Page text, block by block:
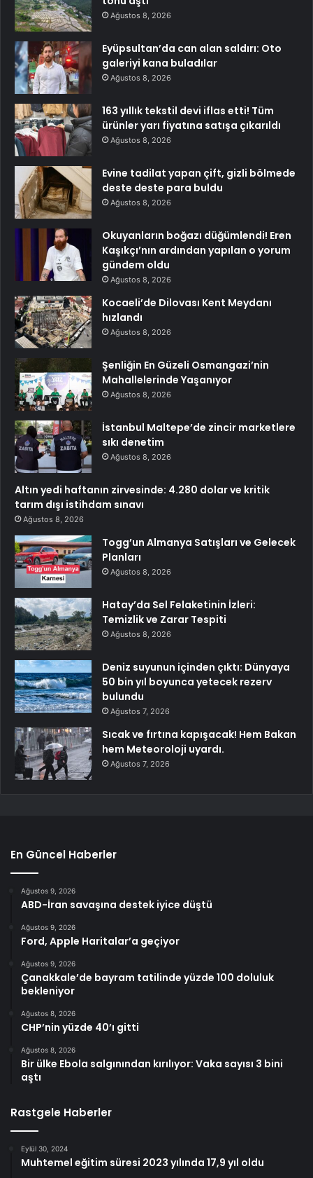
Ağustos 8, 2026
Eyüpsultan’da can alan saldırı: Oto
galeriyi kana buladılar
Ağustos 8, 2026
163 yıllık tekstil devi iflas etti! Tüm
ürünler yarı fiyatına satışa çıkarıldı
Ağustos 8, 2026
Evine tadilat yapan çift, gizli bölmede
deste deste para buldu
Ağustos 8, 2026
Okuyanların boğazı düğümlendi! Eren
Kaşıkçı’nın ardından yapılan o yorum
gündem oldu
Ağustos 8, 2026
Kocaeli’de Dilovası Kent Meydanı
hızlandı
Ağustos 8, 2026
Şenliğin En Güzeli Osmangazi’nin
Mahallelerinde Yaşanıyor
Ağustos 8, 2026
İstanbul Maltepe’de zincir marketlere
sıkı denetim
Ağustos 8, 2026
Altın yedi haftanın zirvesinde: 4.280 dolar ve kritik
tarım dışı istihdam sınavı
Ağustos 8, 2026
Togg’un Almanya Satışları ve Gelecek
Planları
Ağustos 8, 2026
Hatay’da Sel Felaketinin İzleri:
Temizlik ve Zarar Tespiti
Ağustos 8, 2026
Deniz suyunun içinden çıktı: Dünyaya
50 bin yıl boyunca yetecek rezerv
bulundu
Ağustos 7, 2026
Sıcak ve fırtına kapışacak! Hem Bakan
hem Meteoroloji uyardı.
Ağustos 7, 2026
En Güncel Haberler
Ağustos 9, 2026
ABD-İran savaşına destek iyice düştü
Ağustos 9, 2026
Ford, Apple Haritalar’a geçiyor
Ağustos 9, 2026
Çanakkale’de bayram tatilinde yüzde 100 doluluk
bekleniyor
Ağustos 8, 2026
CHP’nin yüzde 40’ı gitti
Ağustos 8, 2026
Bir ülke Ebola salgınından kırılıyor: Vaka sayısı 3 bini
aştı
Rastgele Haberler
Eylül 30, 2024
Muhtemel eğitim süresi 2023 yılında 17,9 yıl oldu